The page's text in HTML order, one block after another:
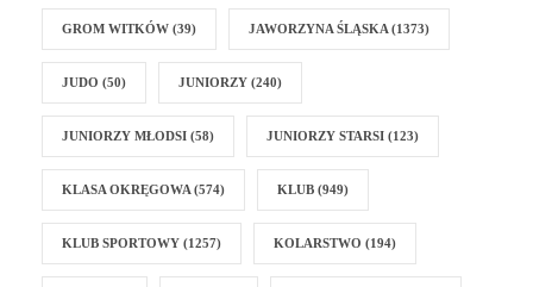
GROM WITKÓW (39) JAWORZYNA ŚLĄSKA (1373)
JUDO (50) JUNIORZY (240)
JUNIORZY MŁODSI (58) JUNIORZY STARSI (123)
KLASA OKRĘGOWA (574) KLUB (949)
KLUB SPORTOWY (1257) KOLARSTWO (194)